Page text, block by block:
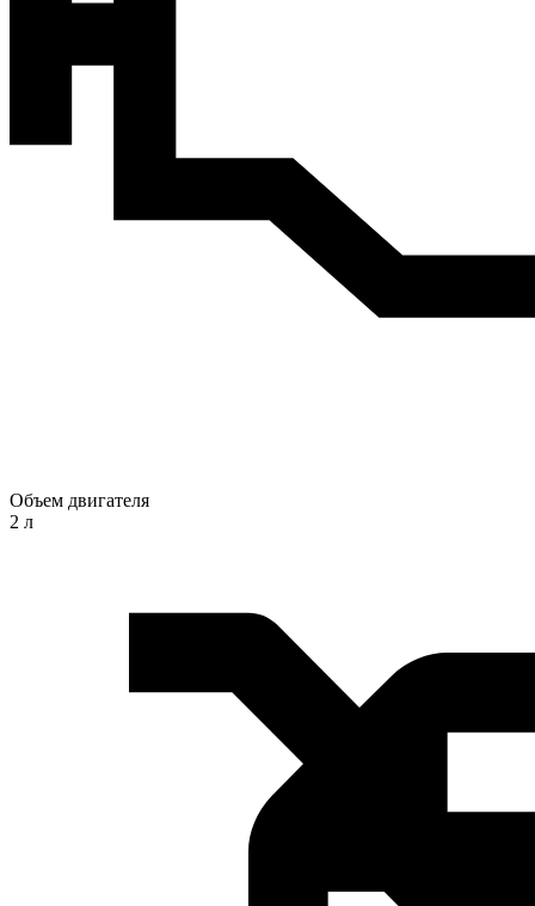
Объем двигателя
2 л